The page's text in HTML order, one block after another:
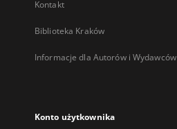
Kontakt
Biblioteka Kraków
Informacje dla Autorów i Wydawców
Konto użytkownika